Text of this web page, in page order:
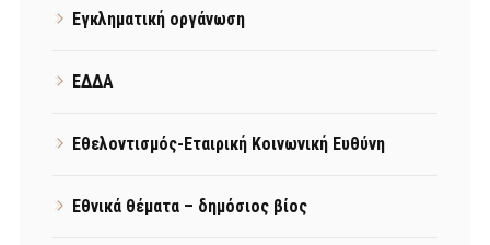
Εγκληματική οργάνωση
ΕΔΔΑ
Εθελοντισμός-Εταιρική Κοινωνική Ευθύνη
Εθνικά θέματα – δημόσιος βίος